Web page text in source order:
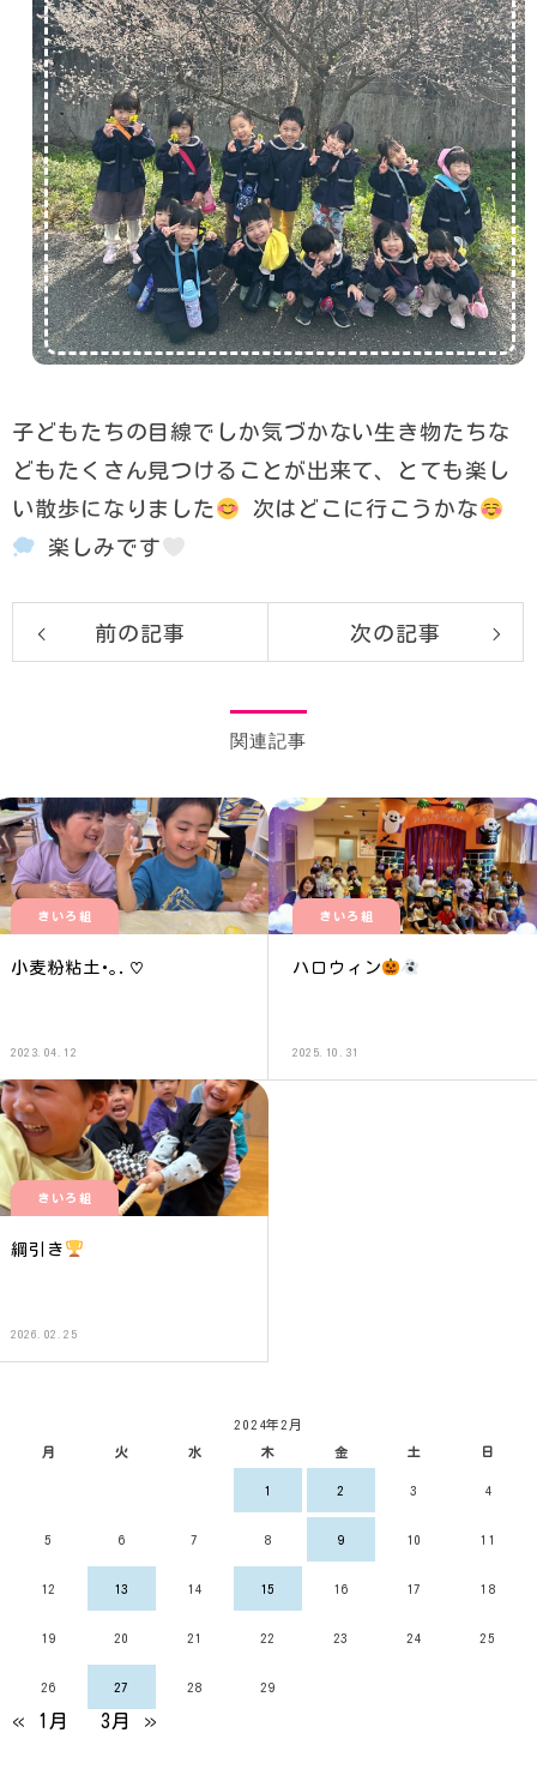
子どもたちの目線でしか気づかない生き物たちな
どもたくさん見つけることが出来て、とても楽し
い散歩になりました
次はどこに行こうかな
楽しみです‎
前の記事 次の記事
関連記事
きいろ組
小麦粉粘土･｡.♡
2023.04.12
きいろ組
ハロウィン
2025.10.31
きいろ組
綱引き
2026.02.25
2024年2月
月 火 水 木 金 土 日
1 2 3 4
5 6 7 8 9 10 11
12 13 14 15 16 17 18
19 20 21 22 23 24 25
26 27 28 29
« 1月 3月 »